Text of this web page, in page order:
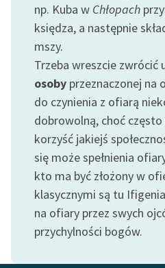
Regulamin biblioteki
Dane fundacji i
sprawozdania finansowe
Regulamin darowizn
Informacja o treściach
wrażliwych
Deklaracja dostępności
np. Kuba w Chłopach
księdza, a następnie
mszy.
Trzeba wreszcie zwrócić
osoby przeznaczonej na
do czynienia z ofiarą
dobrowolną, choć
korzyść jakiejś
się może spełnienia
kto ma być złożony w
klasycznymi są tu
na ofiary przez swych
przychylności bogów.